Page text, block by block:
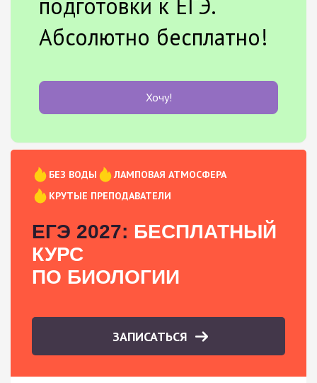
Абсолютно бесплатно!
Хочу!
БЕЗ ВОДЫ
ЛАМПОВАЯ АТМОСФЕРА
КРУТЫЕ ПРЕПОДАВАТЕЛИ
ЕГЭ 2027: БЕСПЛАТНЫЙ
КУРС
ПО БИОЛОГИИ
ЗАПИСАТЬСЯ